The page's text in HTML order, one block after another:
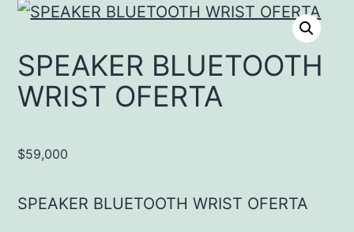
SPEAKER BLUETOOTH
WRIST OFERTA
$59,000
SPEAKER BLUETOOTH WRIST OFERTA